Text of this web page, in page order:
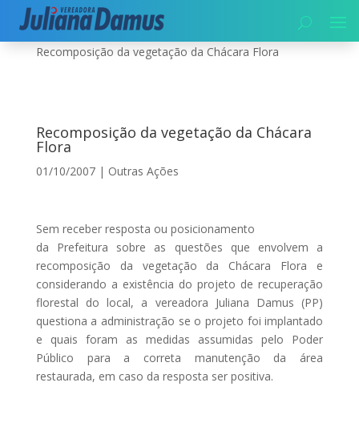
Início|Meio Ambiente|
Recomposição da vegetação da Chácara Flora
Recomposição da vegetação da Chácara
Flora
01/10/2007| Outras Ações
Sem receber resposta ou posicionamento
da Prefeitura sobre as questões que envolvem a
recomposição da vegetação da Chácara Flora e
considerando a existência do projeto de recuperação
florestal do local, a vereadora Juliana Damus (PP)
questiona a administração se o projeto foi implantado
e quais foram as medidas assumidas pelo Poder
Público para a correta manutenção da área
restaurada, em caso da resposta ser positiva.